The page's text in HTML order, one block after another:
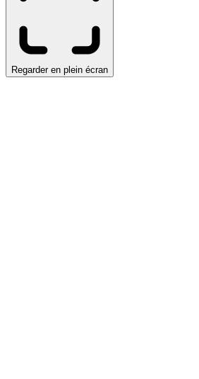
Regarder en plein écran